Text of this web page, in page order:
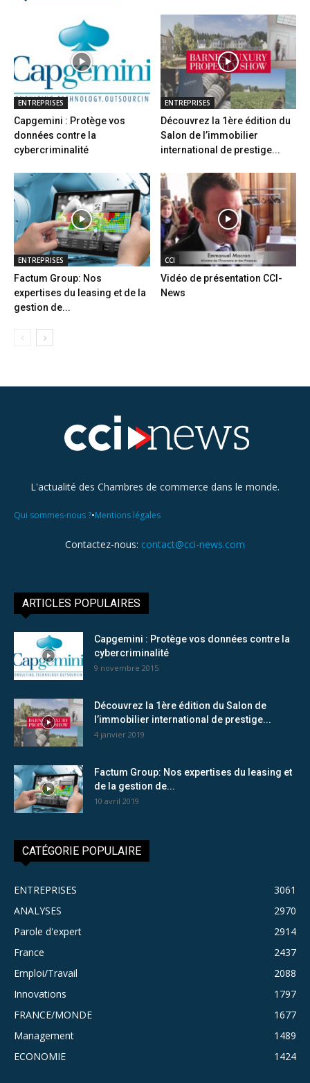
ENTREPRISES
Capgemini : Protège vos
données contre la
cybercriminalité
ENTREPRISES
Découvrez la 1ère édition du
Salon de l’immobilier
international de prestige...
ENTREPRISES
Factum Group: Nos
expertises du leasing et de la
gestion de...
CCI
Vidéo de présentation CCI-
News
L'actualité des Chambres de commerce dans le monde.
Qui sommes-nous ?•Mentions légales
Contactez-nous: contact@cci-news.com
ARTICLES POPULAIRES
Capgemini : Protège vos données contre la
cybercriminalité
9 novembre 2015
Découvrez la 1ère édition du Salon de
l’immobilier international de prestige...
4 janvier 2019
Factum Group: Nos expertises du leasing et
de la gestion de...
10 avril 2019
CATÉGORIE POPULAIRE
ENTREPRISES
3061
ANALYSES
2970
Parole d'expert
2914
France
2437
Emploi/Travail
2088
Innovations
1797
FRANCE/MONDE
1677
Management
1489
ECONOMIE
1424